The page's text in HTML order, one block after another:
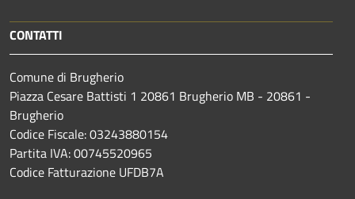
CONTATTI
Comune di Brugherio
Piazza Cesare Battisti 1 20861 Brugherio MB - 20861 -
Brugherio
Codice Fiscale: 03243880154
Partita IVA: 00745520965
Codice Fatturazione UFDB7A